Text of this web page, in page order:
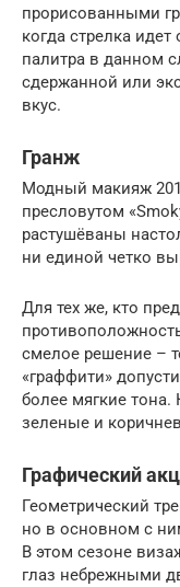
прорисованными
когда стрелка
палитра в данном
сдержанной или
вкус.
Гранж
Модный макияж
пресловутом
растушёваны
ни единой четко
Для тех же, кто
смелое решение –
«граффити»
более мягкие
зеленые и
Графический
Геометрический
но в основном с
В этом сезоне
глаз небрежными